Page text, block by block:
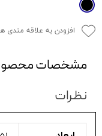
افزودن به علاقه مندی
مشخصات
نظرات